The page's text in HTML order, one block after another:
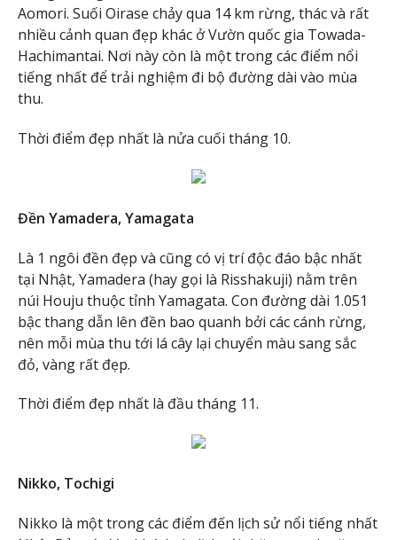
Aomori. Suối Oirase chảy qua 14 km rừng, thác và rất
nhiều cảnh quan đẹp khác ở Vườn quốc gia Towada-
Hachimantai. Nơi này còn là một trong các điểm nổi
tiếng nhất để trải nghiệm đi bộ đường dài vào mùa
thu.
Thời điểm đẹp nhất là nửa cuối tháng 10.
Đền Yamadera, Yamagata
Là 1 ngôi đền đẹp và cũng có vị trí độc đáo bậc nhất
tại Nhật, Yamadera (hay gọi là Risshakuji) nằm trên
núi Houju thuộc tỉnh Yamagata. Con đường dài 1.051
bậc thang dẫn lên đền bao quanh bởi các cánh rừng,
nên mỗi mùa thu tới lá cây lại chuyển màu sang sắc
đỏ, vàng rất đẹp.
Thời điểm đẹp nhất là đầu tháng 11.
Nikko, Tochigi
Nikko là một trong các điểm đến lịch sử nổi tiếng nhất